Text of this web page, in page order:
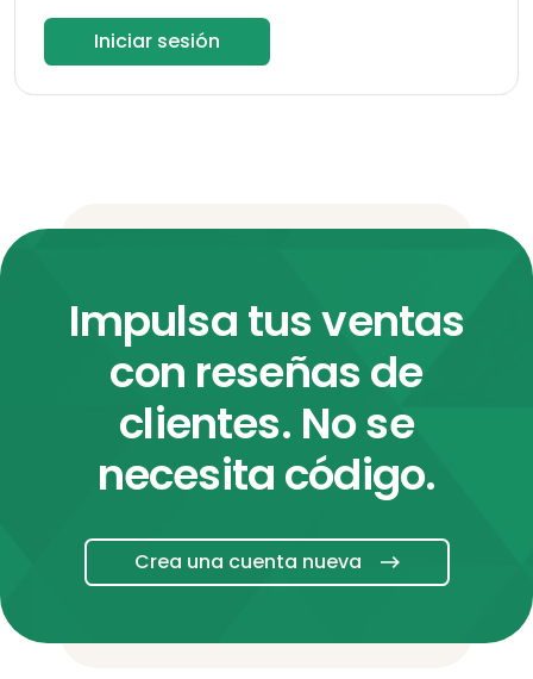
Iniciar sesión
Impulsa tus ventas
con reseñas de
clientes. No se
necesita código.
Crea una cuenta nueva